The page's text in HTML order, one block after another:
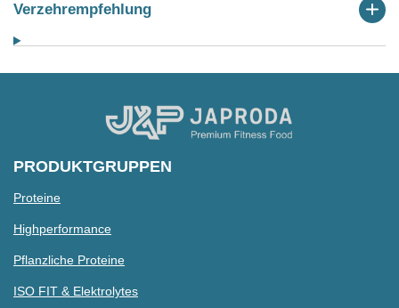
Verzehrempfehlung
PRODUKTGRUPPEN
Proteine
Highperformance
Pflanzliche Proteine
ISO FIT & Elektrolytes